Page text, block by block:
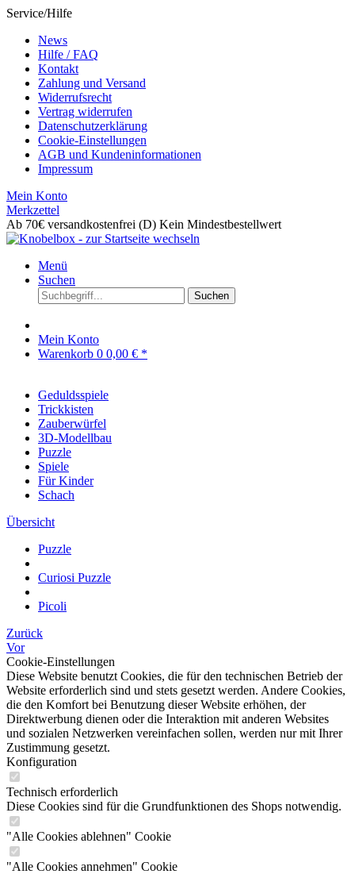
Service/Hilfe
News
Hilfe / FAQ
Kontakt
Zahlung und Versand
Widerrufsrecht
Vertrag widerrufen
Datenschutzerklärung
Cookie-Einstellungen
AGB und Kundeninformationen
Impressum
Mein Konto
Merkzettel
Ab 70€ versandkostenfrei (D) Kein Mindestbestellwert
Menü
Suchen
Suchen
Mein Konto
Warenkorb 0 0,00 € *
Geduldsspiele
Trickkisten
Zauberwürfel
3D-Modellbau
Puzzle
Spiele
Für Kinder
Schach
Übersicht
Puzzle
Curiosi Puzzle
Picoli
Zurück
Vor
Cookie-Einstellungen
Diese Website benutzt Cookies, die für den technischen Betrieb der
Website erforderlich sind und stets gesetzt werden. Andere Cookies,
die den Komfort bei Benutzung dieser Website erhöhen, der
Direktwerbung dienen oder die Interaktion mit anderen Websites
und sozialen Netzwerken vereinfachen sollen, werden nur mit Ihrer
Zustimmung gesetzt.
Konfiguration
Technisch erforderlich
Diese Cookies sind für die Grundfunktionen des Shops notwendig.
"Alle Cookies ablehnen" Cookie
"Alle Cookies annehmen" Cookie